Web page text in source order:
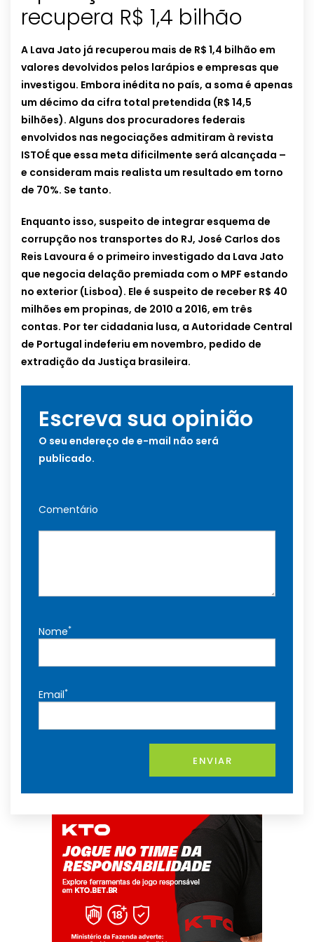
recupera R$ 1,4 bilhão
A Lava Jato já recuperou mais de R$ 1,4 bilhão em
valores devolvidos pelos larápios e empresas que
investigou. Embora inédita no país, a soma é apenas
um décimo da cifra total pretendida (R$ 14,5
bilhões). Alguns dos procuradores federais
envolvidos nas negociações admitiram à revista
ISTOÉ que essa meta dificilmente será alcançada –
e consideram mais realista um resultado em torno
de 70%. Se tanto.
Enquanto isso, suspeito de integrar esquema de
corrupção nos transportes do RJ, José Carlos dos
Reis Lavoura é o primeiro investigado da Lava Jato
que negocia delação premiada com o MPF estando
no exterior (Lisboa). Ele é suspeito de receber R$ 40
milhões em propinas, de 2010 a 2016, em três
contas. Por ter cidadania lusa, a Autoridade Central
de Portugal indeferiu em novembro, pedido de
extradição da Justiça brasileira.
Escreva sua opinião
O seu endereço de e-mail não será
publicado.
Comentário
Nome*
Email*
ENVIAR